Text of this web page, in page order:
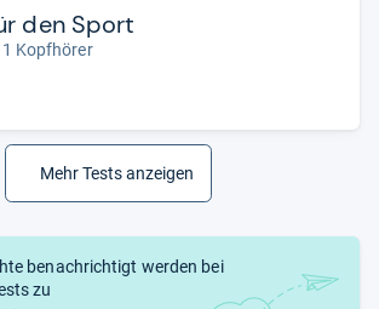
den Sport
Kopfhörer
Mehr Tests anzeigen
benachrichtigt werden bei
zu